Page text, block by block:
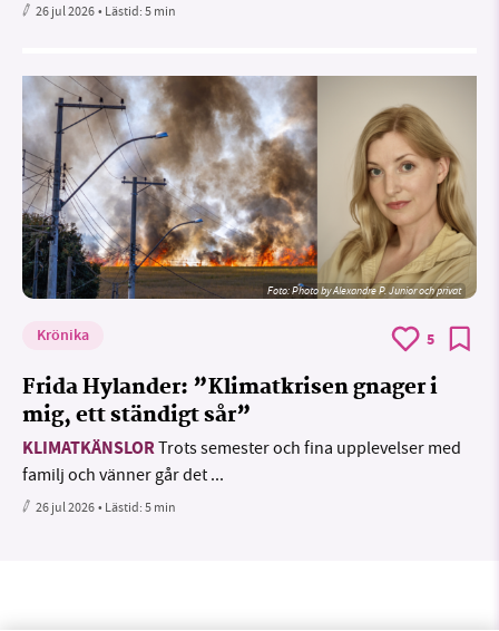
26 jul 2026• Lästid:5 min
Foto:Photo by Alexandre P. Junior och privat
Krönika 5
Frida Hylander: ”Klimatkrisen gnager i
mig, ett ständigt sår”
KLIMATKÄNSLORTrots semester och fina upplevelser med
familj och vänner går det ...
26 jul 2026• Lästid:5 min